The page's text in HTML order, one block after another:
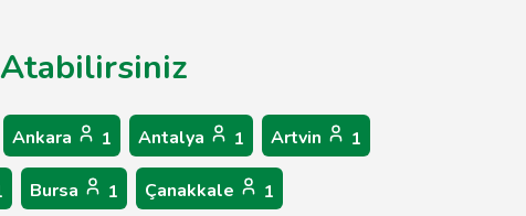
Ankara 1 Antalya 1 Artvin 1
Bursa 1 Çanakkale 1